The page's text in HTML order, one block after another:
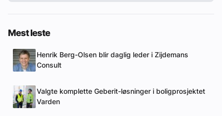
Mest leste
Henrik Berg-Olsen blir daglig leder i Zijdemans
Consult
Valgte komplette Geberit-løsninger i boligprosjektet
Varden